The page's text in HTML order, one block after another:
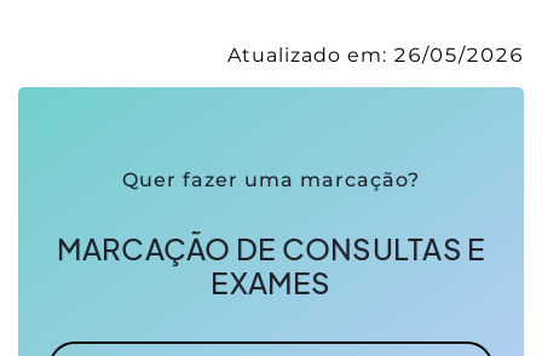
Atualizado em: 26/05/2026
Quer fazer uma marcação?
MARCAÇÃO DE CONSULTAS E
EXAMES